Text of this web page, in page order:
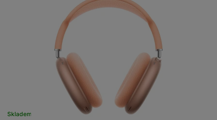
Skladem